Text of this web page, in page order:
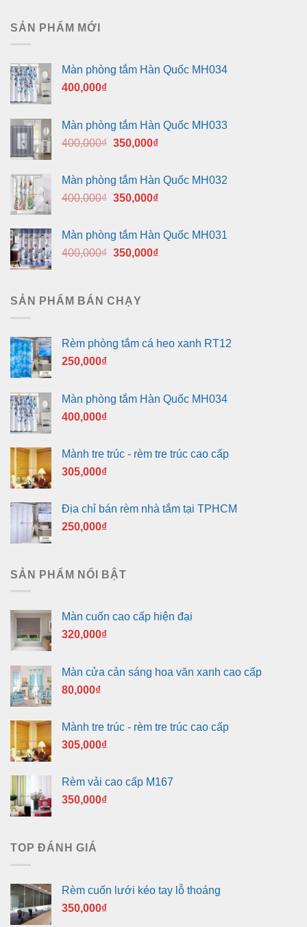
SẢN PHẨM MỚI
Màn phòng tắm Hàn Quốc MH034
400,000₫
Màn phòng tắm Hàn Quốc MH033
400,000₫ Giá
400,000₫.
350,000₫Giá
là:
350,000₫.
Màn phòng tắm Hàn Quốc MH032
400,000₫ Giá
400,000₫.
350,000₫Giá
là:
350,000₫.
Màn phòng tắm Hàn Quốc MH031
400,000₫ Giá
400,000₫.
350,000₫Giá
SẢN PHẨM BÁN CHẠY
Rèm phòng tắm cá heo xanh RT12
250,000₫
Màn phòng tắm Hàn Quốc MH034
400,000₫
Mành tre trúc - rèm tre trúc cao cấp
305,000₫
Địa chỉ bán rèm nhà tắm tại TPHCM
250,000₫
SẢN PHẨM NỔI BẬT
Màn cuốn cao cấp hiện đại
320,000₫
Màn cửa cản sáng hoa văn xanh cao cấp
80,000₫
Mành tre trúc - rèm tre trúc cao cấp
305,000₫
Rèm vải cao cấp M167
350,000₫
TOP ĐÁNH GIÁ
Rèm cuốn lưới kéo tay lỗ thoáng
350,000₫